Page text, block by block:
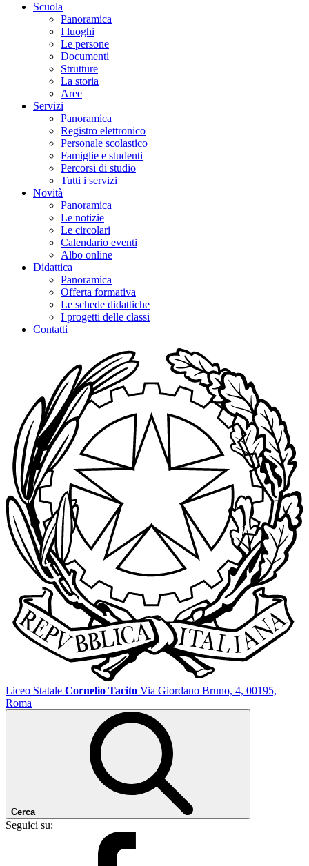
Scuola
Panoramica
I luoghi
Le persone
Documenti
Strutture
La storia
Aree
Servizi
Panoramica
Registro elettronico
Personale scolastico
Famiglie e studenti
Percorsi di studio
Tutti i servizi
Novità
Panoramica
Le notizie
Le circolari
Calendario eventi
Albo online
Didattica
Panoramica
Offerta formativa
Le schede didattiche
I progetti delle classi
Contatti
Liceo Statale Cornelio Tacito Via Giordano Bruno, 4, 00195,
Roma
Cerca
Seguici su: